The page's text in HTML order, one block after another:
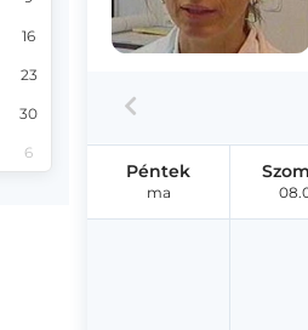
16
23
30
6
Péntek
ma